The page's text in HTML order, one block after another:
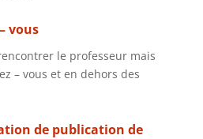
vous
le professeur mais
– vous et en dehors des
de publication de